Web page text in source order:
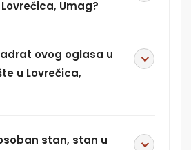
Umag?
ovog oglasa u
u Lovrečica,
stan, stan u